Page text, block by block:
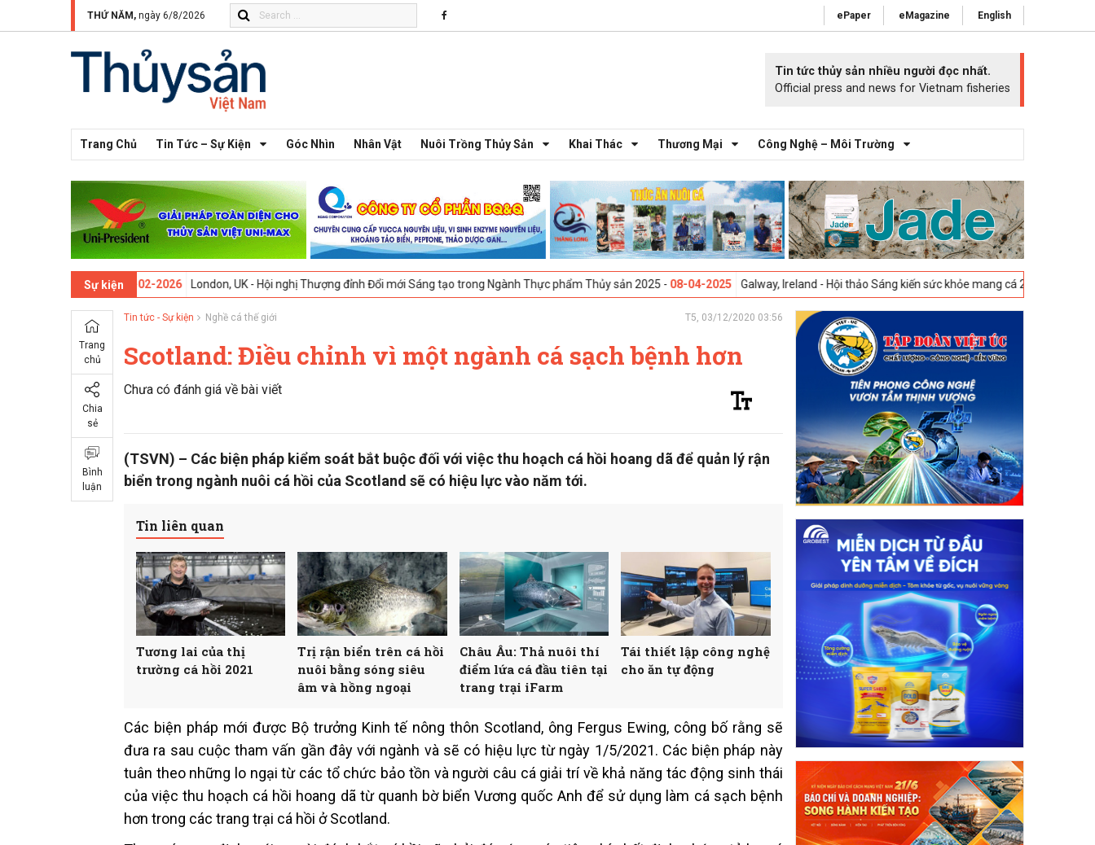
THỨ NĂM, ngày 6/8/2026 ePaper eMagazine English
Tin tức thủy sản nhiều người đọc nhất.
Official press and news for Vietnam fisheries
Trang Chủ Tin Tức – Sự Kiện Góc Nhìn Nhân Vật Nuôi Trồng Thủy Sản Khai Thác Thương Mại Công Nghệ – Môi Trường
Sự kiện
09-02-2026 London, UK - Hội nghị Thượng đỉnh Đổi mới Sáng tạo trong Ngành Thực phẩm Thủy sản 2025 -08-04-2025 Galway, Ireland - Hội thảo Sáng kiến sức khỏe mang cá 2025 -23-04-2025
Trang
chủ
Chia
sẻ
Bình
luận
Tin tức - Sự kiện Nghề cá thế giới T5, 03/12/2020 03:56
Scotland: Điều chỉnh vì một ngành cá sạch bệnh hơn
Chưa có đánh giá về bài viết
(TSVN) – Các biện pháp kiểm soát bắt buộc đối với việc thu hoạch cá hồi hoang dã để quản lý rận
biển trong ngành nuôi cá hồi của Scotland sẽ có hiệu lực vào năm tới.
Tin liên quan
Tương lai của thị
trường cá hồi 2021
Trị rận biển trên cá hồi
nuôi bằng sóng siêu
âm và hồng ngoại
Châu Âu: Thả nuôi thí
điểm lứa cá đầu tiên tại
trang trại iFarm
Tái thiết lập công nghệ
cho ăn tự động
Các biện pháp mới được Bộ trưởng Kinh tế nông thôn Scotland, ông Fergus Ewing, công bố rằng sẽ
đưa ra sau cuộc tham vấn gần đây với ngành và sẽ có hiệu lực từ ngày 1/5/2021. Các biện pháp này
tuân theo những lo ngại từ các tổ chức bảo tồn và người câu cá giải trí về khả năng tác động sinh thái
của việc thu hoạch cá hồi hoang dã từ quanh bờ biển Vương quốc Anh để sử dụng làm cá sạch bệnh
hơn trong các trang trại cá hồi ở Scotland.